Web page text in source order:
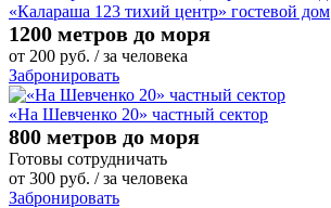
«Калараша 123 тихий центр» гостевой дом
1200 метров до моря
от 200 руб. / за человека
Забронировать
«На Шевченко 20» частный сектор
800 метров до моря
Готовы сотрудничать
от 300 руб. / за человека
Забронировать